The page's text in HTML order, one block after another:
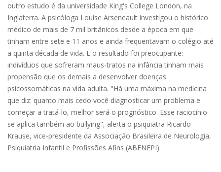
outro estudo é da universidade King's College London, na
Inglaterra. A psicóloga Louise Arseneault investigou o histórico
médico de mais de 7 mil britânicos desde a época em que
tinham entre sete e 11 anos e ainda frequentavam o colégio até
a quinta década de vida. E o resultado foi preocupante:
indivíduos que sofreram maus-tratos na infância tinham mais
propensão que os demais a desenvolver doenças
psicossomáticas na vida adulta. "Há uma máxima na medicina
que diz: quanto mais cedo você diagnosticar um problema e
começar a tratá-lo, melhor será o prognóstico. Esse raciocínio
se aplica também ao bullying", alerta o psiquiatra Ricardo
Krause, vice-presidente da Associação Brasileira de Neurologia,
Psiquiatria Infantil e Profissões Afins (ABENEPI).